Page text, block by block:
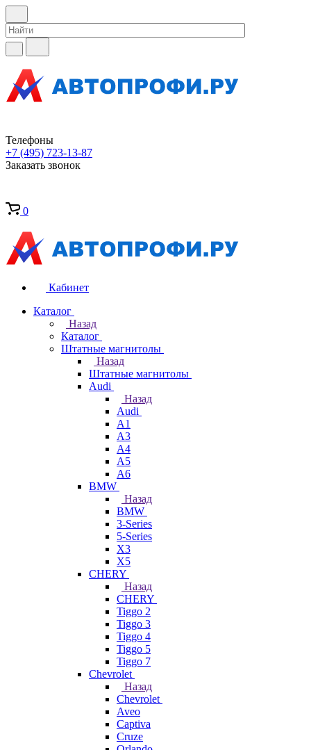
Телефоны
+7 (495) 723-13-87
Заказать звонок
0
Кабинет
Каталог
Назад
Каталог
Штатные магнитолы
Назад
Штатные магнитолы
Audi
Назад
Audi
A1
A3
A4
A5
A6
BMW
Назад
BMW
3-Series
5-Series
X3
X5
CHERY
Назад
CHERY
Tiggo 2
Tiggo 3
Tiggo 4
Tiggo 5
Tiggo 7
Chevrolet
Назад
Chevrolet
Aveo
Captiva
Cruze